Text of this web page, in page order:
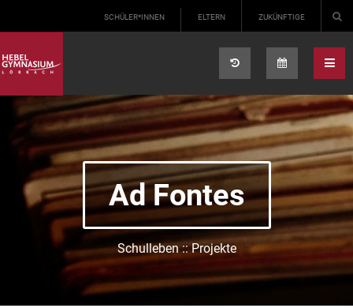
SCHÜLER*INNEN ELTERN ZUKÜNFTIGE
Ad Fontes
Schulleben :: Projekte